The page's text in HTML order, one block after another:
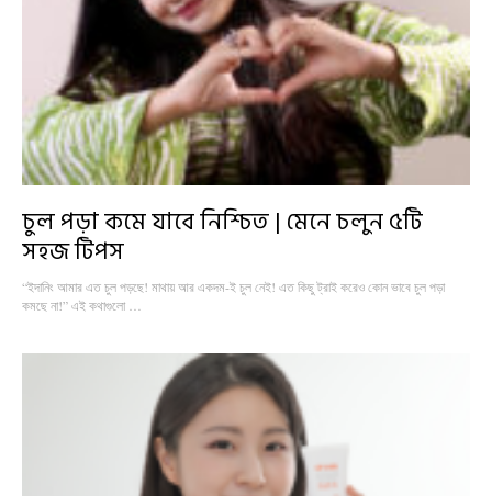
চুল পড়া কমে যাবে নিশ্চিত | মেনে চলুন ৫টি
সহজ টিপস
“ইদানিং আমার এত চুল পড়ছে! মাথায় আর একদম-ই চুল নেই! এত কিছু ট্রাই করেও কোন ভাবে চুল পড়া
কমছে না!” এই কথাগুলো …